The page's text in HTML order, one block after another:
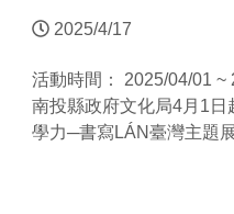
2025/4/17
活動時間：
2025/04/01 ~
南投縣政府文化局4月1
學力─書寫LÁN臺灣主題